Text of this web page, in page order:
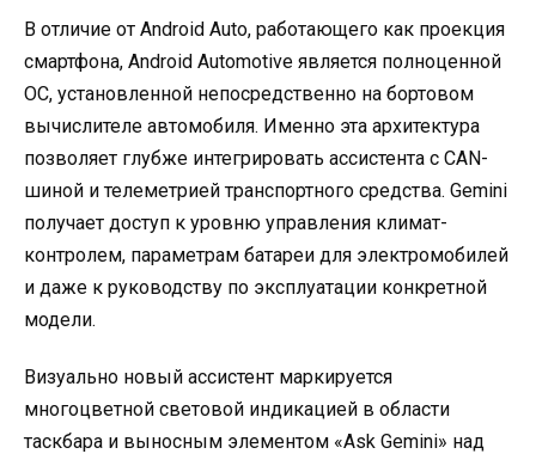
В отличие от Android Auto, работающего как проекция
смартфона, Android Automotive является полноценной
ОС, установленной непосредственно на бортовом
вычислителе автомобиля. Именно эта архитектура
позволяет глубже интегрировать ассистента с CAN-
шиной и телеметрией транспортного средства. Gemini
получает доступ к уровню управления климат-
контролем, параметрам батареи для электромобилей
и даже к руководству по эксплуатации конкретной
модели.
Визуально новый ассистент маркируется
многоцветной световой индикацией в области
таскбара и выносным элементом «Ask Gemini» над